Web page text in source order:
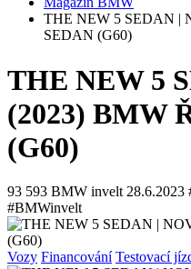
THE NEW 5 SEDAN |
SEDAN (G60)
THE NEW 5
(2023) BMW
(G60)
93 593 BMW invelt 28.6.2023
#BMWinvelt
Vozy Financování Testovací